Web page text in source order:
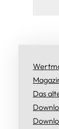
Das